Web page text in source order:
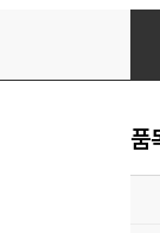
[
품